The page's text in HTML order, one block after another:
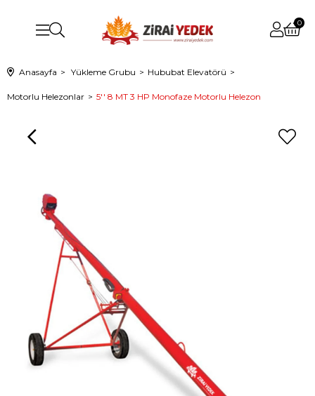
0
Anasayfa Yükleme Grubu Hububat Elevatörü
Motorlu Helezonlar 5'' 8 MT 3 HP Monofaze Motorlu Helezon